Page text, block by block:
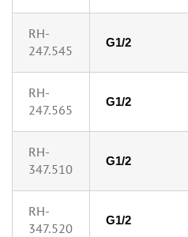
RH-
247.545
G1/2
RH-
247.565
G1/2
RH-
347.510
G1/2
RH-
347.520
G1/2